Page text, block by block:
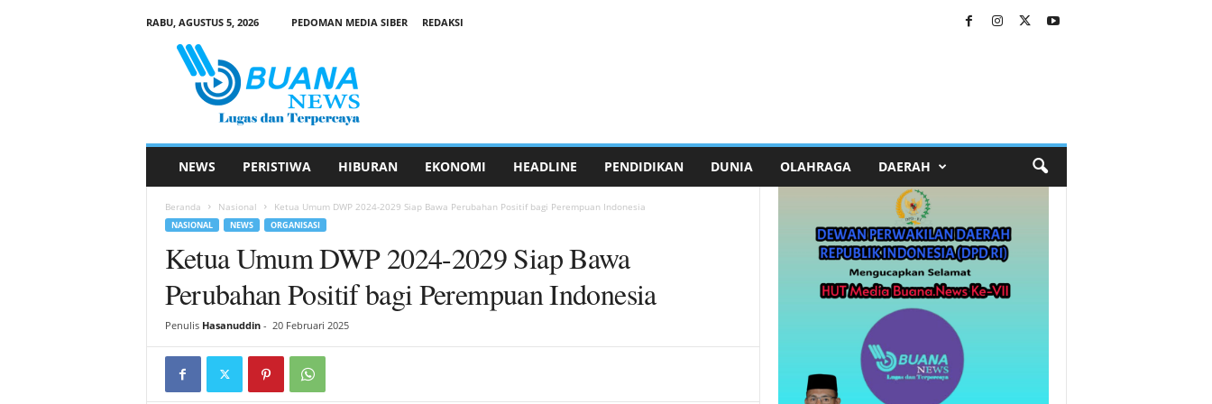
RABU, AGUSTUS 5, 2026 PEDOMAN MEDIA SIBER
REDAKSI
NEWS PERISTIWA HIBURAN EKONOMI HEADLINE PENDIDIKAN DUNIA OLAHRAGA DAERAH
Beranda Nasional Ketua Umum DWP 2024-2029 Siap Bawa Perubahan Positif bagi Perempuan Indonesia
NASIONAL NEWS ORGANISASI
Ketua Umum DWP 2024-2029 Siap Bawa
Perubahan Positif bagi Perempuan Indonesia
Penulis Hasanuddin- 20 Februari 2025